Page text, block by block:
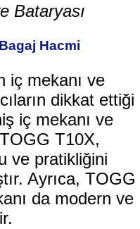
Bataryası
Hacmi
iç mekanı ve
dikkat ettiği
iç mekanı ve
T10X,
ve pratikliğini
Ayrıca, TOGG
da modern ve